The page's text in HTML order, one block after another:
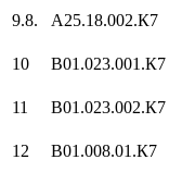
9.8.
A25.18.002.К7
10
B01.023.001.К7
11
B01.023.002.К7
12
В01.008.01.К7